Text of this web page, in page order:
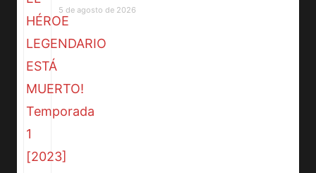
5 de agosto de 2026